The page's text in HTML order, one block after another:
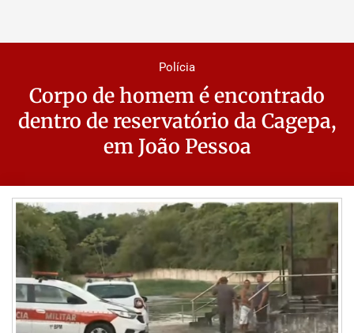
Polícia
Corpo de homem é encontrado
dentro de reservatório da Cagepa,
em João Pessoa